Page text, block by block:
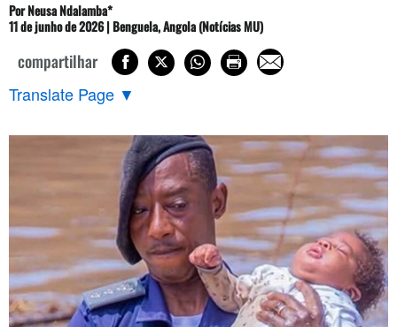
Por Neusa Ndalamba*
11 de junho de 2026 | Benguela, Angola (Notícias MU)
compartilhar
Translate Page ▼